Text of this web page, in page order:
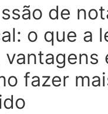
de
o que a
vantagens
fazer